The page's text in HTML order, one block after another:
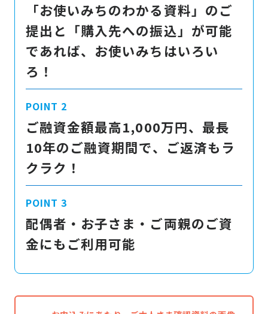
「お使いみちのわかる資料」のご
提出と「購入先への振込」が可能
であれば、お使いみちはいろい
ろ！
ご融資金額最高1,000万円、最長
10年のご融資期間で、ご返済もラ
クラク！
配偶者・お子さま・ご両親のご資
金にもご利用可能